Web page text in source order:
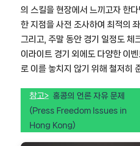
의 스킬을 현장에서 느끼고자 한
한 지점을 사전 조사하여 최적의
그리고, 주말 동안 경기 일정도 체
이라이트 경기 외에도 다양한 이
로 이를 놓치지 않기 위해 철저히
참고> 홍콩의 언론 자유 문제
(Press Freedom Issues in
Hong Kong)